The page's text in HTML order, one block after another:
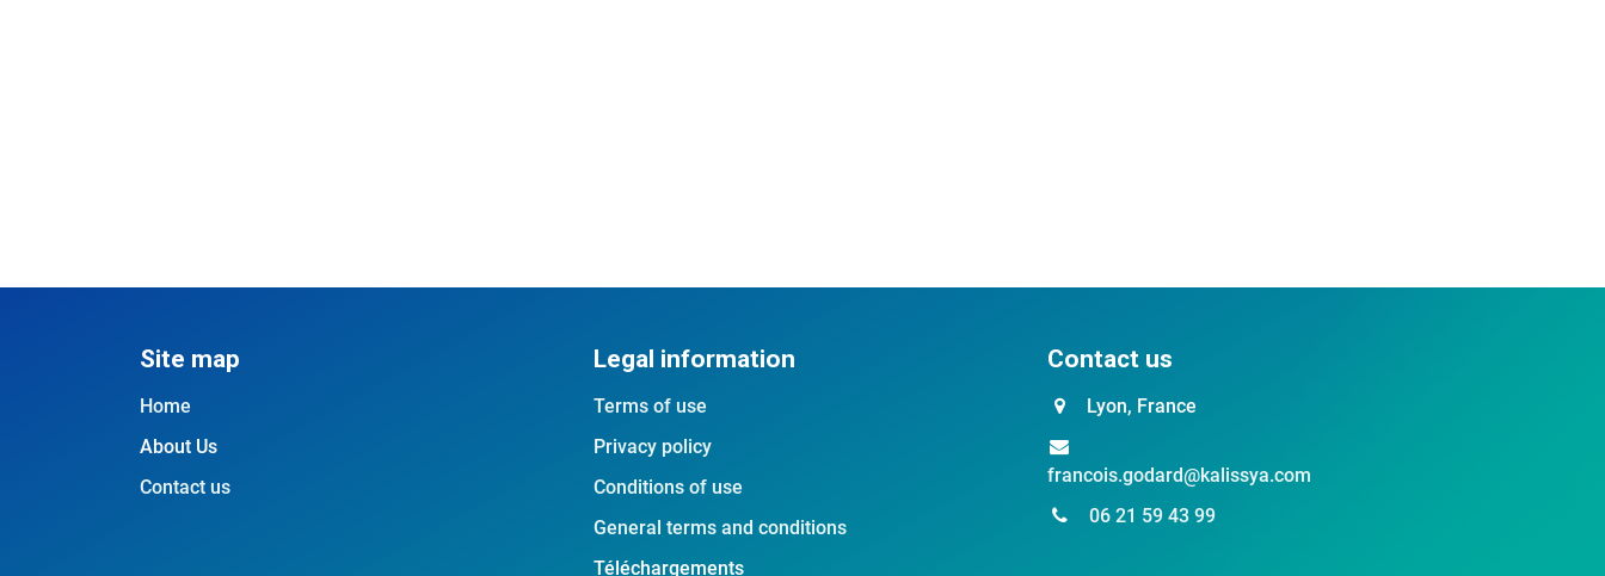
Site map
Home
About Us
Contact us
Legal information
Terms of use
Privacy policy
Conditions of use
General terms and conditions
Téléchargements
Contact us
Lyon, France
francois.godard@kalissya.com
06 21 59 43 99